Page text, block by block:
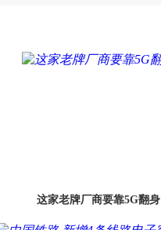
这家老牌厂商要靠5G翻身